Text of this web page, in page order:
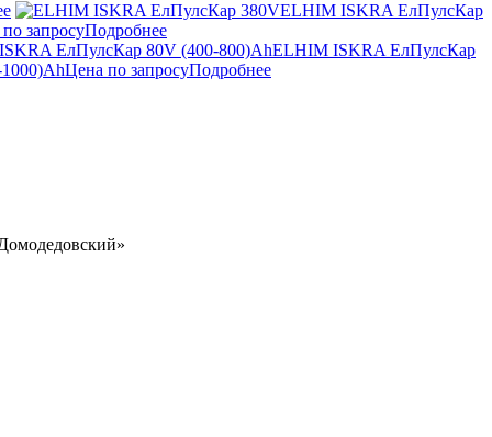
ELHIM ISKRA ЕлПулсКар
запросуПодробнее
ELHIM ISKRA ЕлПулсКар
Цена по запросуПодробнее